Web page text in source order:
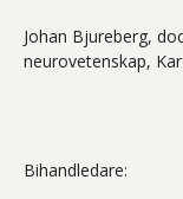
Johan Bjureberg,
neurovetenskap,
Bihandledare: